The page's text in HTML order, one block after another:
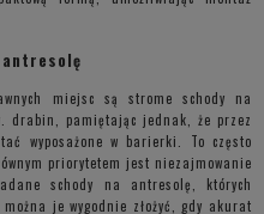
antresolę
miejsc są strome schody na
drabin, pamiętając jednak, że przez
wyposażone w barierki. To często
priorytetem jest niezajmowanie
schody na antresolę, których
je wygodnie złożyć, gdy akurat